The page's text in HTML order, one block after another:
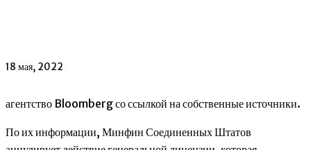
18 мая, 2022
агентство Bloomberg со ссылкой на собственные источники.
По их информации, Минфин Соединенных Штатов